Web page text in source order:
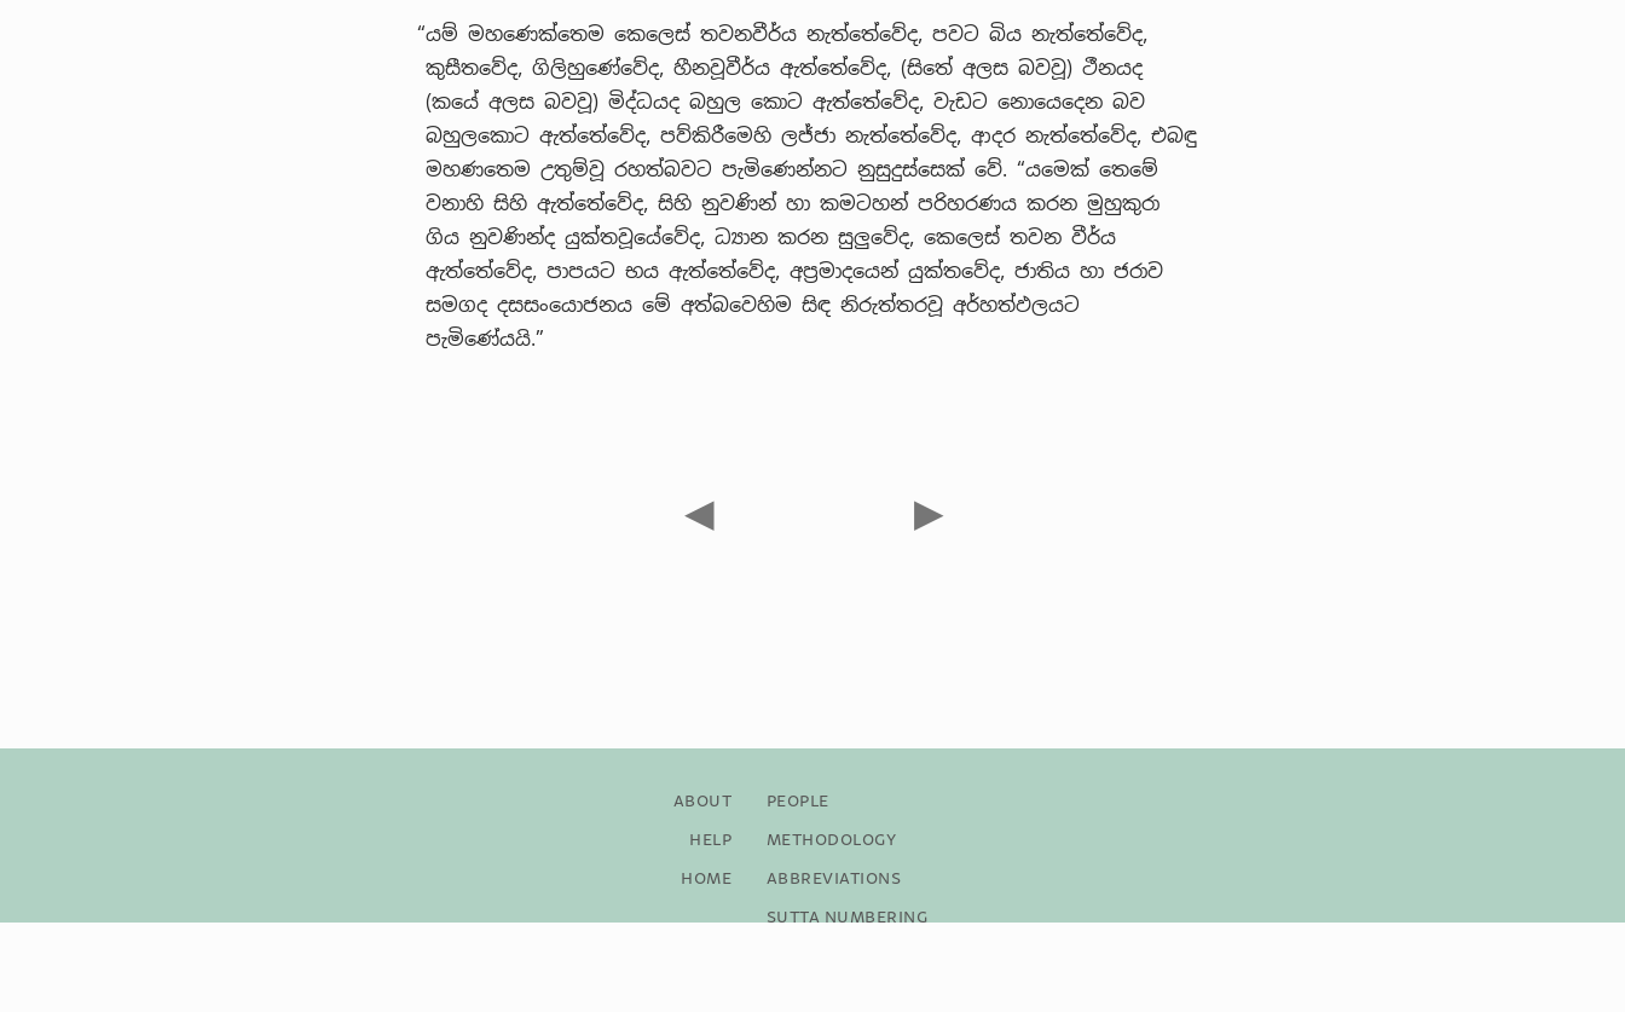
“යම් මහණෙක්තෙම කෙලෙස් තවනවීර්ය නැත්තේවේද, පවට බිය නැත්තේවේද,
කුසීතවේද, ගිලිහුණේවේද, හීනවූවීර්ය ඇත්තේවේද, (සිතේ අලස බවවූ) ථීනයද
(කයේ අලස බවවූ) මිද්ධයද බහුල කොට ඇත්තේවේද, වැඩට නොයෙදෙන බව
බහුලකොට ඇත්තේවේද, පව්කිරීමෙහි ලජ්ජා නැත්තේවේද, ආදර නැත්තේවේද, එබඳු
මහණතෙම උතුම්වූ රහත්බවට පැමිණෙන්නට නුසුදුස්සෙක් වේ. “යමෙක් තෙමේ
වනාහි සිහි ඇත්තේවේද, සිහි නුවණින් හා කමටහන් පරිහරණය කරන මුහුකුරා
ගිය නුවණින්ද යුක්තවූයේවේද, ධ්‍යාන කරන සුලුවේද, කෙලෙස් තවන වීර්ය
ඇත්තේවේද, පාපයට භය ඇත්තේවේද, අප්‍රමාදයෙන් යුක්තවේද, ජාතිය හා ජරාව
සමගද දසසංයොජනය මේ අත්බවෙහිම සිඳ නිරුත්තරවූ අර්හත්ඵලයට
පැමිණේයයි.”
◀ ▶
About
Help
Home
People
Methodology
Abbreviations
Sutta Numbering